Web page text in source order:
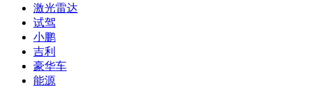
激光雷达
试驾
小鹏
吉利
豪华车
能源